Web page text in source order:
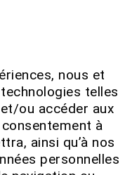
nous et
telles
ou accéder aux
à
ainsi qu’à nos
personnelles